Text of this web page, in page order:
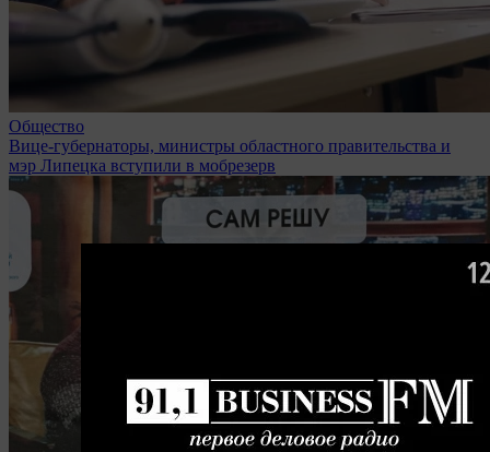
Общество
Вице-губернаторы, министры областного правительства и
мэр Липецка вступили в мобрезерв